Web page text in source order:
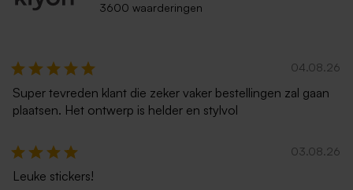
3600 waarderingen
04.08.26
Super tevreden klant die zeker vaker bestellingen zal gaan
plaatsen. Het ontwerp is helder en stylvol
03.08.26
Leuke stickers!